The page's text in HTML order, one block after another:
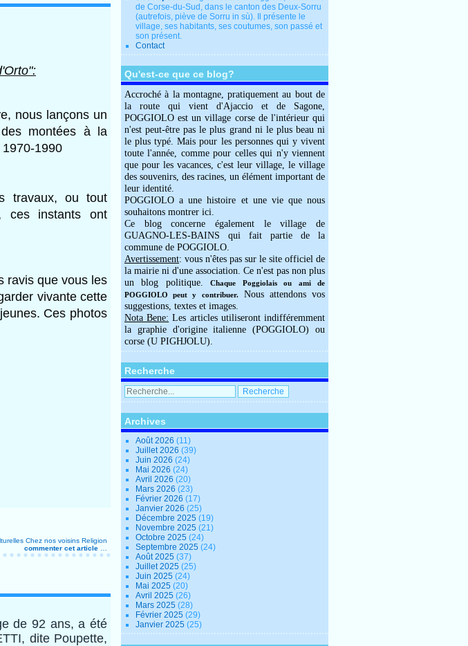
nous lançons un
montées à la
1990
travaux, ou tout
ces instants ont
ravis que vous les
vivante cette
Ces photos
Chez nos voisins Religion
commenter cet article
de 92 ans, a été
dite Poupette,
de Corse-du-Sud, dans le canton des Deux-Sorru
(autrefois, piève de Sorru in sù). Il présente le
village, ses habitants, ses coutumes, son passé et
son présent.
Contact
Qu'est-ce que ce blog?
Accroché à la montagne, pratiquement au bout de
la route qui vient d'Ajaccio et de Sagone,
POGGIOLO est un village corse de l'intérieur qui
n'est peut-être pas le plus grand ni le plus beau ni
le plus typé. Mais pour les personnes qui y vivent
toute l'année, comme pour celles qui n'y viennent
que pour les vacances, c'est leur village, le village
des souvenirs, des racines, un élément important de
leur identité.
POGGIOLO a une histoire et une vie que nous
souhaitons montrer ici.
Ce blog concerne également le village de
GUAGNO-LES-BAINS qui fait partie de la
commune de POGGIOLO.
Avertissement: vous n'êtes pas sur le site officiel de
la mairie ni d'une association. Ce n'est pas non plus
un blog politique.Chaque Poggiolais ou ami de
POGGIOLO peut y contribuer.Nous attendons vos
suggestions, textes et images.
Nota Bene: Les articles utiliseront indifféremment
la graphie d'origine italienne (POGGIOLO) ou
corse (U PIGHJOLU).
Recherche
Archives
Août 2026 (11)
Juillet 2026 (39)
Juin 2026 (24)
Mai 2026 (24)
Avril 2026 (20)
Mars 2026 (23)
Février 2026 (17)
Janvier 2026 (25)
Décembre 2025 (19)
Novembre 2025 (21)
Octobre 2025 (24)
Septembre 2025 (24)
Août 2025 (37)
Juillet 2025 (25)
Juin 2025 (24)
Mai 2025 (20)
Avril 2025 (26)
Mars 2025 (28)
Février 2025 (29)
Janvier 2025 (25)